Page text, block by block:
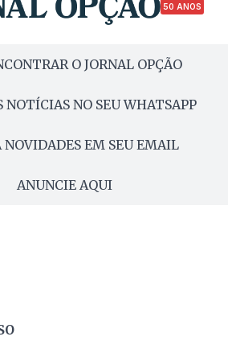
50 ANOS
O JORNAL OPÇÃO
NOTÍCIAS NO SEU WHATSAPP
NOVIDADES EM SEU EMAIL
ANUNCIE AQUI